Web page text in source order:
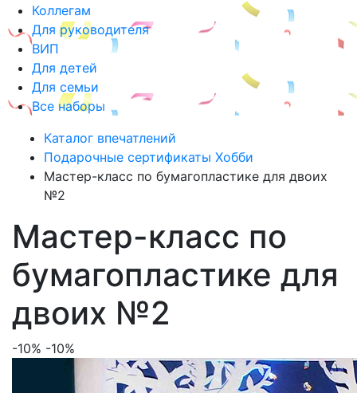
Коллегам
Для руководителя
ВИП
Для детей
Для семьи
Все наборы
Каталог впечатлений
Подарочные сертификаты Хобби
Мастер-класс по бумагопластике для двоих
№2
Мастер-класс по
бумагопластике для
двоих №2
-10% -10%